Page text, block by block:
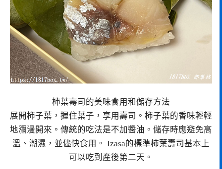
柿葉壽司的美味食用和儲存方法
展開柿子葉，握住葉子，享用壽司。柿子葉的香味輕輕
地瀰漫開來。傳統的吃法是不加醬油。儲存時應避免高
溫、潮濕，並儘快食用。 Izasa的標準柿葉壽司基本上
可以吃到產後第二天。